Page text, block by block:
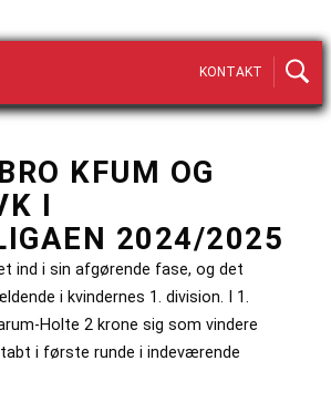
KONTAKT
KFUM OG
I
2024/2025
ind i sin afgørende fase, og det
i kvindernes 1. division. I 1.
Holte 2 krone sig som vindere
i første runde i indeværende